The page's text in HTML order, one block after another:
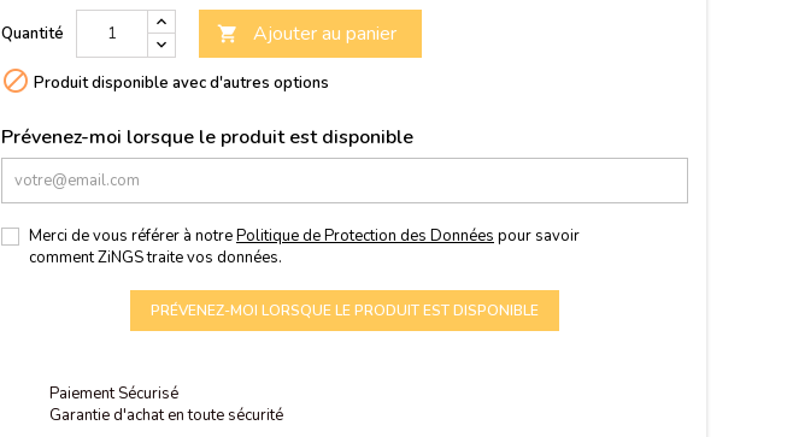
Quantité  Ajouter au panier
 Produit disponible avec d'autres options
Prévenez-moi lorsque le produit est disponible
Merci de vous référer à notrePolitique de Protection des Données pour savoir
comment ZiNGS traite vos données.
PRÉVENEZ-MOI LORSQUE LE PRODUIT EST DISPONIBLE
Paiement Sécurisé
Garantie d'achat en toute sécurité